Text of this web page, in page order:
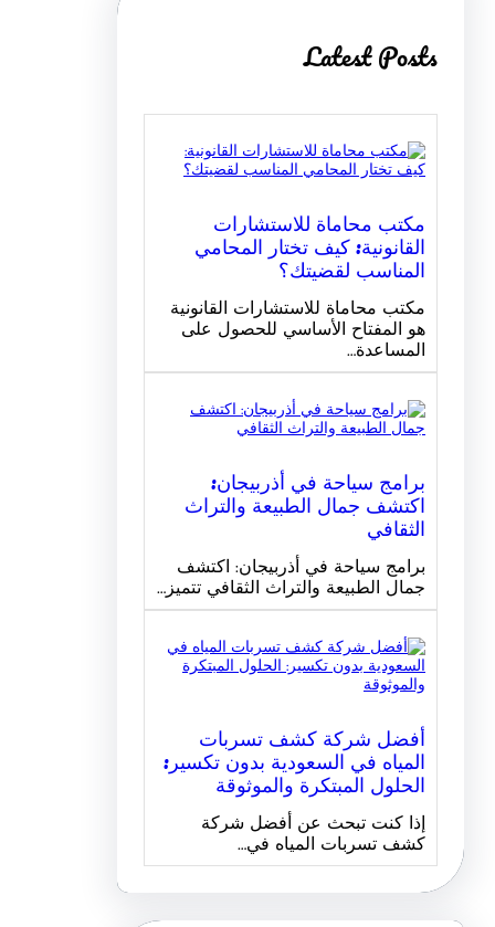
Latest Posts
مكتب محاماة للاستشارات
القانونية: كيف تختار المحامي
المناسب لقضيتك؟
مكتب محاماة للاستشارات القانونية
هو المفتاح الأساسي للحصول على
المساعدة…
برامج سياحة في أذربيجان:
اكتشف جمال الطبيعة والتراث
الثقافي
برامج سياحة في أذربيجان: اكتشف
جمال الطبيعة والتراث الثقافي تتميز…
أفضل شركة كشف تسربات
المياه في السعودية بدون تكسير:
الحلول المبتكرة والموثوقة
إذا كنت تبحث عن أفضل شركة
كشف تسربات المياه في…